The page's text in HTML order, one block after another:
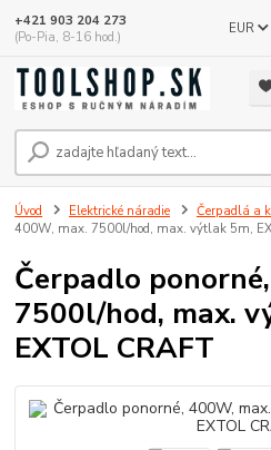
EUR
+421 903 204 273
(Po-Pia, 8-16 hod.)
Úvod Elektrické náradie Čerpadlá a
400W, max. 7500l/hod, max. výtlak 5m,
Čerpadlo
7500l/hod, max.
EXTOL CRAFT